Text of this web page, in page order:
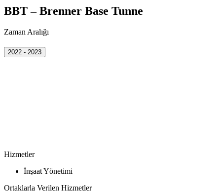
BBT – Brenner Base Tunne
Zaman Aralığı
2022 - 2023
Hizmetler
İnşaat Yönetimi
Ortaklarla Verilen Hizmetler